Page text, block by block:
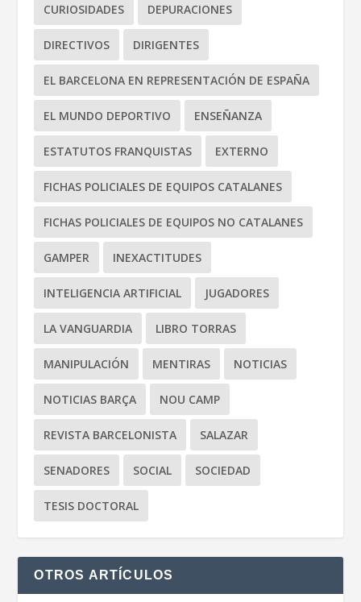
CURIOSIDADES DEPURACIONES
DIRECTIVOS DIRIGENTES
EL BARCELONA EN REPRESENTACIÓN DE ESPAÑA
EL MUNDO DEPORTIVO ENSEÑANZA
ESTATUTOS FRANQUISTAS EXTERNO
FICHAS POLICIALES DE EQUIPOS CATALANES
FICHAS POLICIALES DE EQUIPOS NO CATALANES
GAMPER INEXACTITUDES
INTELIGENCIA ARTIFICIAL JUGADORES
LA VANGUARDIA LIBRO TORRAS
MANIPULACIÓN MENTIRAS NOTICIAS
NOTICIAS BARÇA NOU CAMP
REVISTA BARCELONISTA SALAZAR
SENADORES SOCIAL SOCIEDAD
TESIS DOCTORAL
OTROS ARTÍCULOS